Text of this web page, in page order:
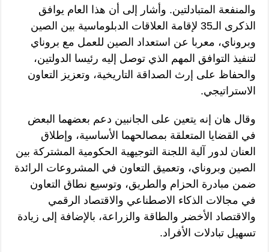
والمنفعة المتبادلتين. وأشار إلى أن هذا العام يوافق
الذكرى الـ35 لإقامة العلاقات الدبلوماسية بين الصين
وبروناي، معربا عن استعداد الصين للعمل مع بروناي
لتنفيذ التوافق المهم الذي توصل إليه رئيسا الدولتين،
والحفاظ على إرث الصداقة التاريخية، وتعزيز التعاون
الاستراتيجي.
وقال هان إنه يتعين على الجانبين دعم بعضهما البعض
في القضايا المتعلقة بمصالحهما الأساسية، وإطلاق
العنان لدور آلية اللجنة التوجيهية الحكومية المشتركة بين
الصين وبروناي، وتعميق التعاون في المشروعات الرائدة
ضمن مبادرة الحزام والطريق، وتوسيع نطاق التعاون
في مجالات الذكاء الاصطناعي والاقتصاد الرقمي
والاقتصاد الأخضر والطاقة والزراعة، بالإضافة إلى زيادة
تسهيل تبادلات الأفراد.